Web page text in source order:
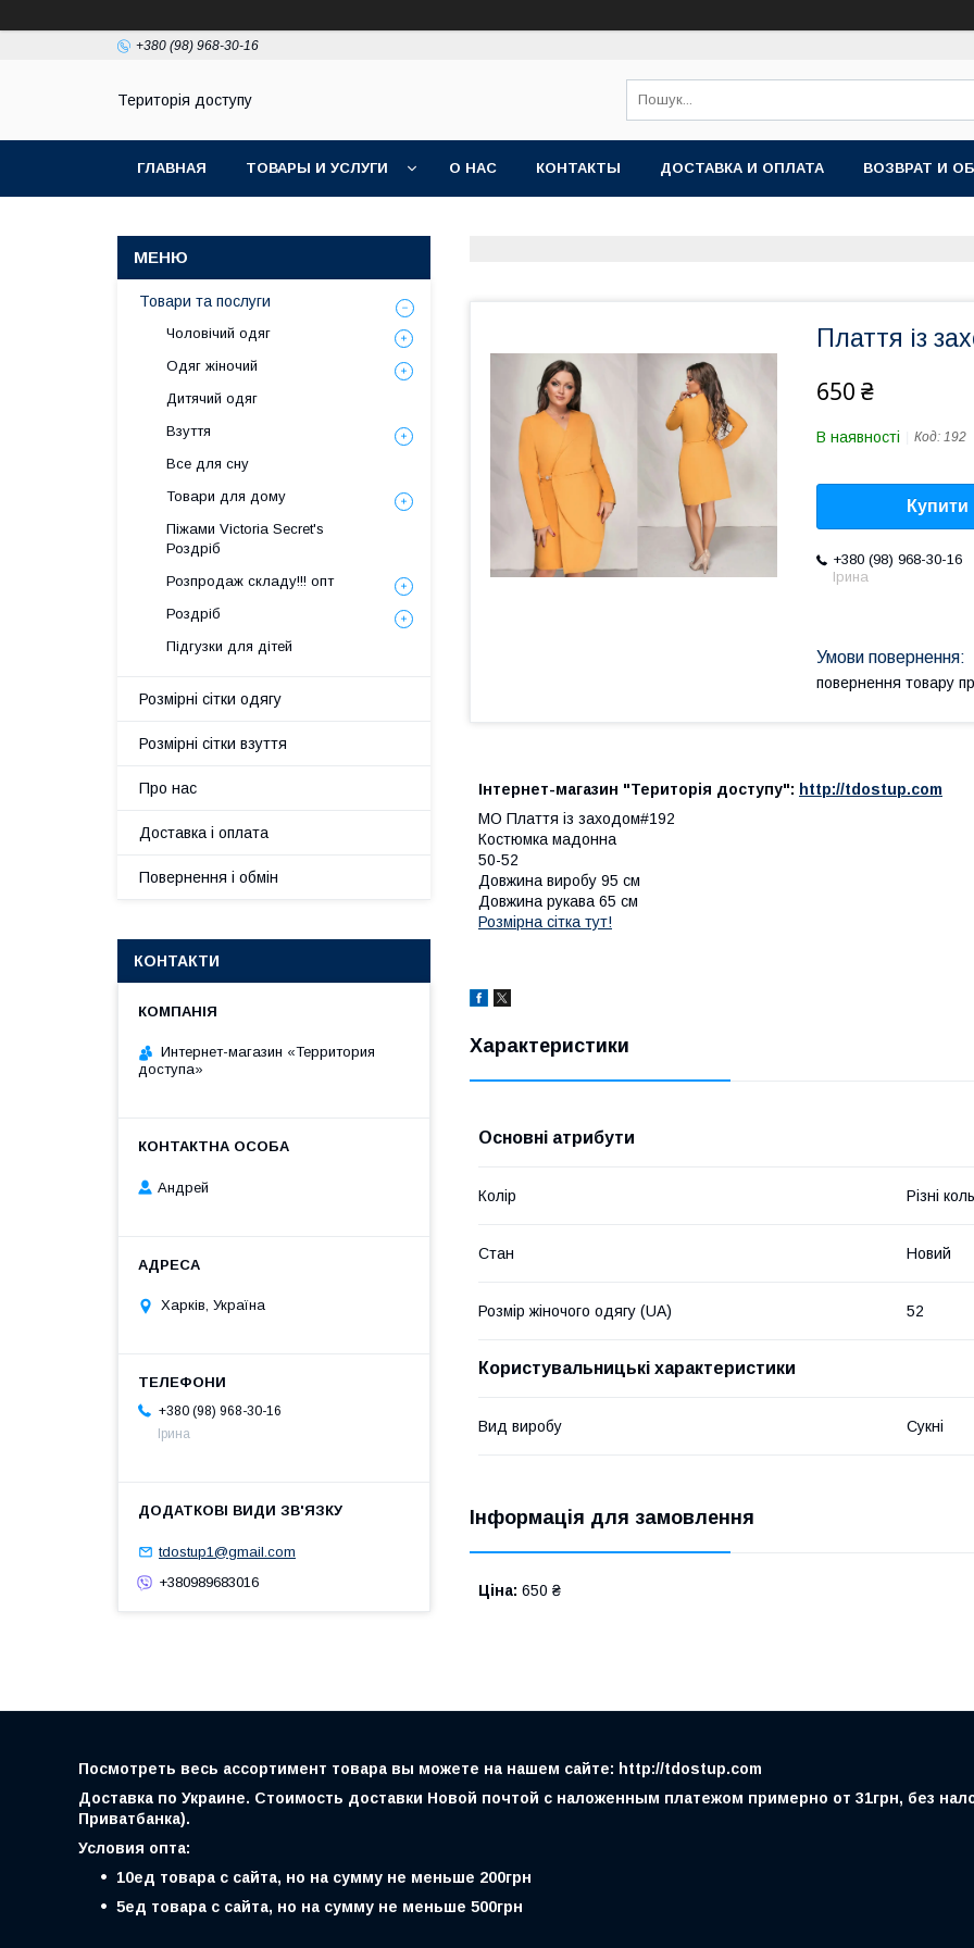
+380 (98) 968-30-16
Територія доступу
ГЛАВНАЯ ТОВАРЫ И УСЛУГИ О НАС КОНТАКТЫ ДОСТАВКА И ОПЛАТА ВОЗВРАТ И
Плаття із
650 ₴
В наявності Код: 192
Купити
+380 (98) 968-30-16
Ірина
повернення товару
Інтернет-магазин "Територія доступу": http://tdostup.com
МО Плаття із заходом#192
Костюмка мадонна
50-52
Довжина виробу 95 см
Довжина рукава 65 см
Розмірна сітка тут!
Характеристики
Основні атрибути
Колір Різні
Стан Новий
Розмір жіночого одягу (UA) 52
Користувальницькі характеристики
Вид виробу Сукні
Інформація для замовлення
Ціна: 650 ₴
Товари та послуги
Чоловічий одяг
Одяг жіночий
Дитячий одяг
Взуття
Все для сну
Товари для дому
Піжами Victoria Secret's
Роздріб
Розпродаж складу!!! опт
Роздріб
Підгузки для дітей
Розмірні сітки одягу
Розмірні сітки взуття
Про нас
Доставка і оплата
Повернення і обмін
КОНТАКТИ
Интернет-магазин «Территория
доступа»
Андрей
Харків, Україна
+380 (98) 968-30-16
Ірина
tdostup1@gmail.com
+380989683016
Посмотреть весь ассортимент товара вы можете на нашем сайте: http://tdostup.com
Доставка по Украине. Стоимость доставки Новой почтой с наложенным платежом примерно от 31грн, без
Приватбанка).
Условия опта:
10ед товара с сайта, но на сумму не меньше 200грн
5ед товара с сайта, но на сумму не меньше 500грн